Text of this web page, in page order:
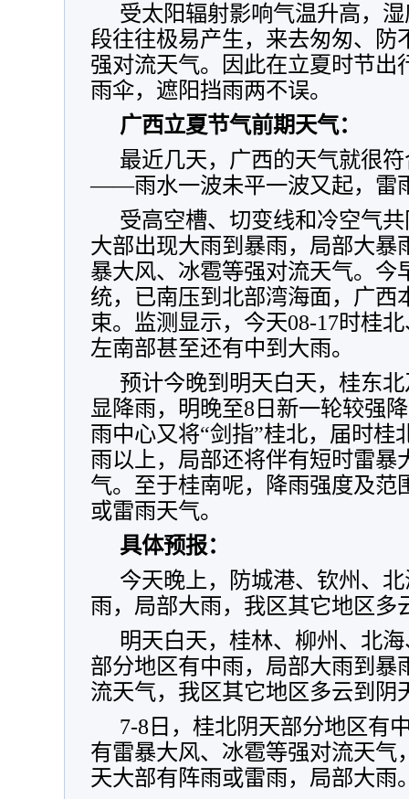
受太阳辐射影响气温升高，
段往往极易产生，来去匆匆、防
强对流天气。因此在立夏时节出
雨伞，遮阳挡雨两不误。
广西立夏节气前期天气：
最近几天，广西的天气就很
——雨水一波未平一波又起，雷
受高空槽、切变线和冷空气
大部出现大雨到暴雨，局部大暴
暴大风、冰雹等强对流天气。今
统，已南压到北部湾海面，广西
束。监测显示，今天08-17时桂
左南部甚至还有中到大雨。
预计今晚到明天白天，桂东
显降雨，明晚至8日新一轮较强
雨中心又将“剑指”桂北，届时桂
雨以上，局部还将伴有短时雷暴
气。至于桂南呢，降雨强度及范
或雷雨天气。
具体预报：
今天晚上，防城港、钦州、
雨，局部大雨，我区其它地区多
明天白天，桂林、柳州、北
部分地区有中雨，局部大雨到暴
流天气，我区其它地区多云到阴
7-8日，桂北阴天部分地区有
有雷暴大风、冰雹等强对流天气
天大部有阵雨或雷雨，局部大雨